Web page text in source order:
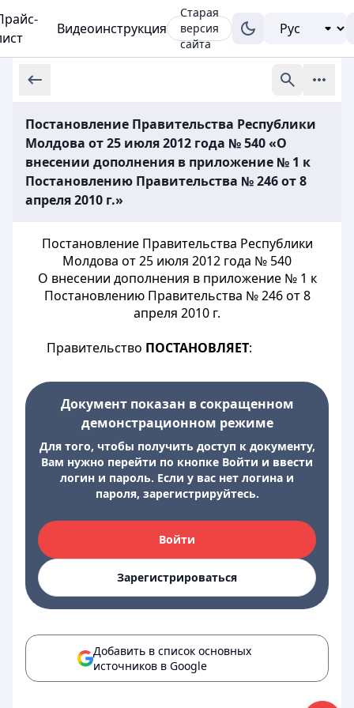
Видеоинструкция
Старая
версия
сайта
Постановление Правительства Республики
Молдова от 25 июля 2012 года № 540 «О
внесении дополнения в приложение № 1 к
Постановлению Правительства № 246 от 8
апреля 2010 г.»
Постановление Правительства Республики
Молдова от 25 июля 2012 года № 540
О внесении дополнения в приложение № 1 к
Постановлению Правительства № 246 от 8
апреля 2010 г.
Правительство ПОСТАНОВЛЯЕТ:
Документ показан в сокращенном
демонстрационном режиме
Для того, чтобы получить доступ к документу,
Вам нужно перейти по кнопке Войти и ввести
логин и пароль. Если у вас нет логина и
пароля, зарегистрируйтесь.
Войти
Зарегистрироваться
Добавить в список основных
источников в Google